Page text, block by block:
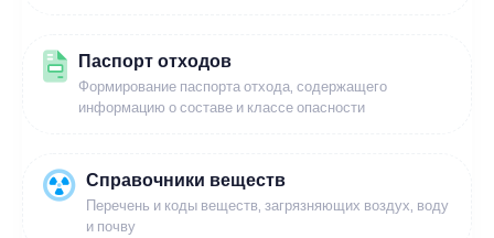
Паспорт отходов
Формирование паспорта отхода, содержащего
информацию о составе и классе опасности
Справочники веществ
Перечень и коды веществ, загрязняющих воздух, воду
и почву